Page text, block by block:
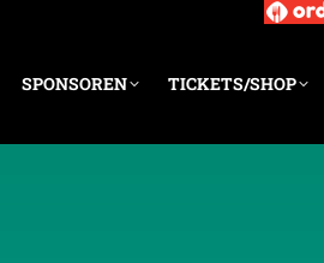
SPONSOREN TICKETS/SHOP